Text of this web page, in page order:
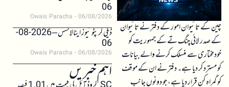
چین کے تائیوان امور کے دفتر نے تائیوان
کے صدر لائی چنگ تے کے جمہوریت کو
خودمختاری سے منسلک کرنے والے بیانات
کو مسترد کر دیا ہے۔ دفتر نے ان کے موقف
کو گمراہ کن قرار دیا ہے، جو دونوں جانب
06
Owais Paracha 06/08/2026
ڈیلی کرپٹو نیوز اینالائسس – 2026-08-
06
Owais Paracha 06/08/2026
اہم خبریں